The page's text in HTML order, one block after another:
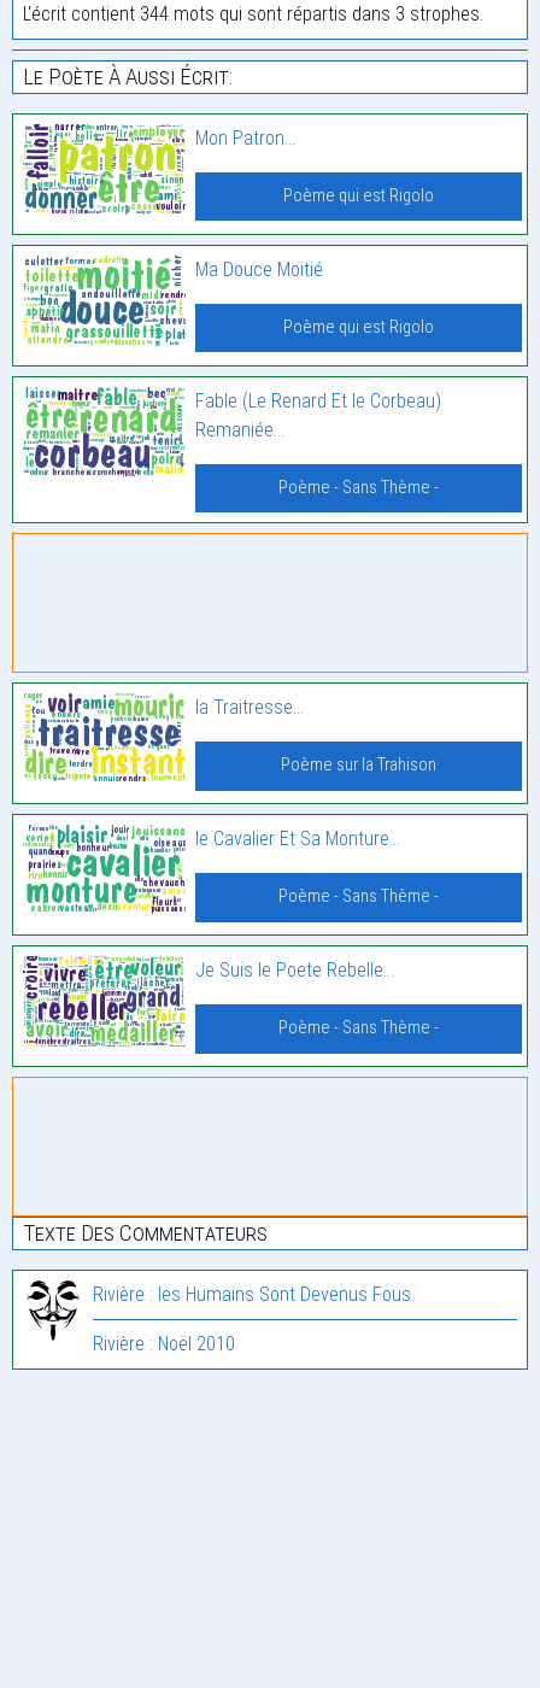
L'écrit contient 344 mots qui sont répartis dans 3 strophes.
Le Poète À Aussi Écrit:
Mon Patron…
Poème qui est Rigolo
Ma Douce Moitié
Poème qui est Rigolo
Fable (Le Renard Et le Corbeau)
Remaniée…
Poème - Sans Thème -
la Traitresse…
Poème sur la Trahison
le Cavalier Et Sa Monture…
Poème - Sans Thème -
Je Suis le Poete Rebelle…
Poème - Sans Thème -
Texte Des Commentateurs
Rivière : les Humains Sont Devenus Fous.
Rivière : Noël 2010